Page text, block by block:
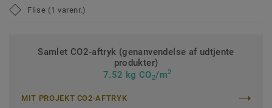
Flise (1 varenr.)
Samlet CO2-aftryk (genanvendelse af udtjente
produkter)
7.52 kg CO2/m2
MIT PROJEKT CO2-AFTRYK